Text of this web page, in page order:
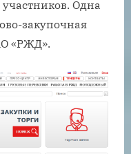
Одна
закупочная
«РЖД».